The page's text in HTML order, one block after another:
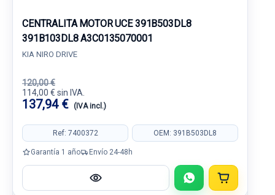
CENTRALITA MOTOR UCE 391B503DL8
391B103DL8 A3C0135070001
KIA NIRO DRIVE
120,00 €
114,00 € sin IVA.
137,94 € (IVA incl.)
Ref: 7400372 OEM: 391B503DL8
Garantía 1 año Envío 24-48h